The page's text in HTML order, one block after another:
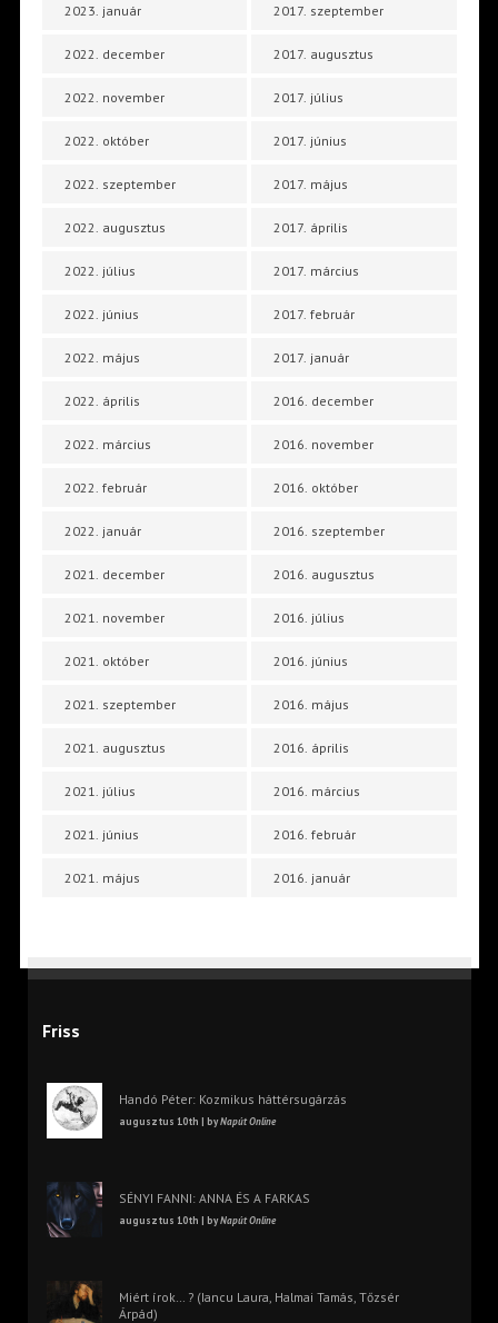
2023. január
2022. december
2022. november
2022. október
2022. szeptember
2022. augusztus
2022. július
2022. június
2022. május
2022. április
2022. március
2022. február
2022. január
2021. december
2021. november
2021. október
2021. szeptember
2021. augusztus
2021. július
2021. június
2021. május
2017. szeptember
2017. augusztus
2017. július
2017. június
2017. május
2017. április
2017. március
2017. február
2017. január
2016. december
2016. november
2016. október
2016. szeptember
2016. augusztus
2016. július
2016. június
2016. május
2016. április
2016. március
2016. február
2016. január
Friss
Handó Péter: Kozmikus háttérsugárzás
augusztus 10th | byNapút Online
SÉNYI FANNI: ANNA ÉS A FARKAS
augusztus 10th | byNapút Online
Miért írok… ? (Iancu Laura, Halmai Tamás, Tőzsér
Árpád)